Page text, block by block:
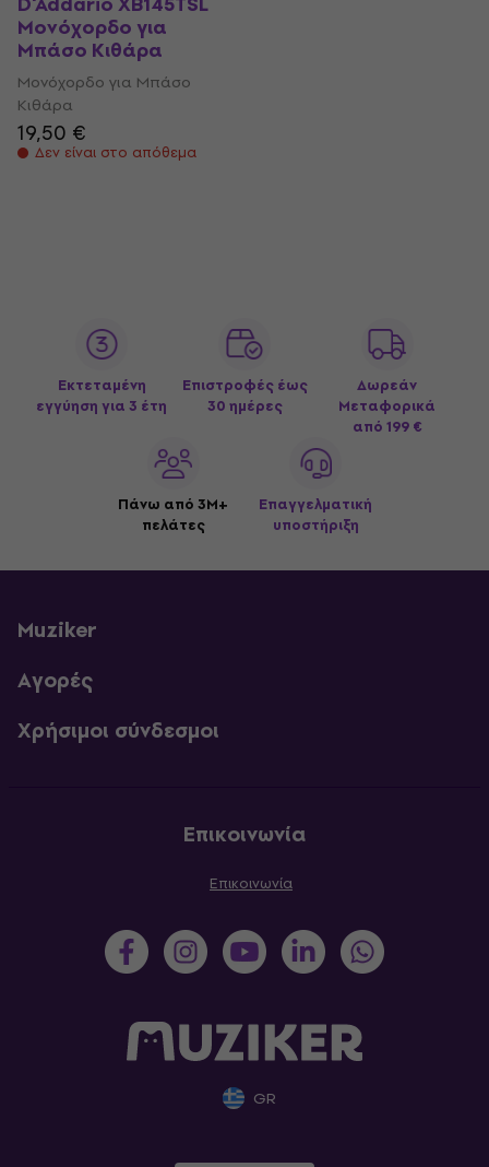
Μονόχορδο για
Μπάσο Κιθάρα
Μονόχορδο για Μπάσο
Κιθάρα
19,50 €
Δεν είναι στο απόθεμα
Εκτεταμένη
εγγύηση για 3 έτη
Επιστροφές έως
30 ημέρες
Δωρεάν
Μεταφορικά
από 199 €
Πάνω από 3M+
πελάτες
Επαγγελματική
υποστήριξη
Muziker
Αγορές
Χρήσιμοι σύνδεσμοι
Επικοινωνία
Επικοινωνία
GR